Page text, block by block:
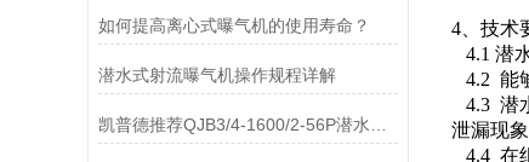
如何提高离心式曝气机的使用寿命？
潜水式射流曝气机操作规程详解
4、技术
4.1 潜
4.2 能
4.3 潜
泄漏现象
4.4 在